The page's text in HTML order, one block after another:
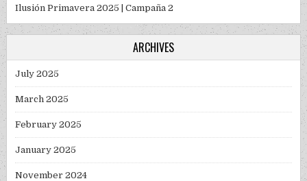
Ilusión Primavera 2025 | Campaña 2
ARCHIVES
July 2025
March 2025
February 2025
January 2025
November 2024